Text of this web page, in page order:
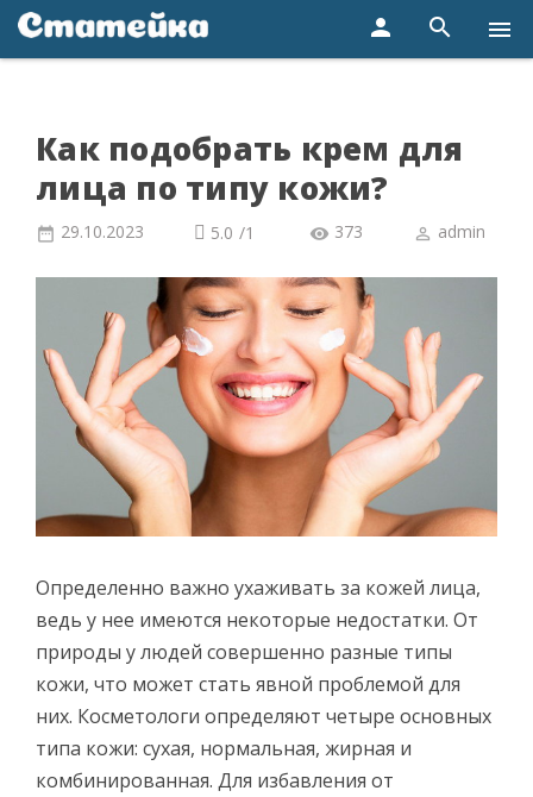
person search menu
Как подобрать крем для
лица по типу кожи?
29.10.2023 5.0 /1 373 admin
Определенно важно ухаживать за кожей лица,
ведь у нее имеются некоторые недостатки. От
природы у людей совершенно разные типы
кожи, что может стать явной проблемой для
них. Косметологи определяют четыре основных
типа кожи: сухая, нормальная, жирная и
комбинированная. Для избавления от